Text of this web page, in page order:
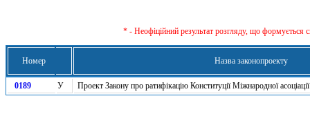
* - Неофіційний результат розгляду, що формується
Номер Назва законопроекту
0189 У Проект Закону про ратифікацію Конституції Міжнародної